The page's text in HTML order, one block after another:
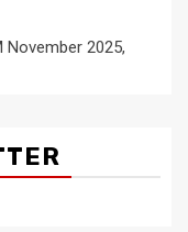
November 2025,